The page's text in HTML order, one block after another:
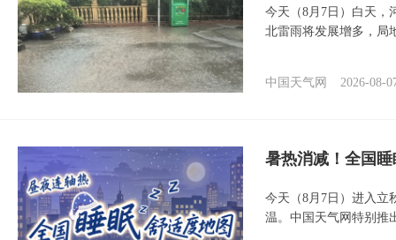
今天（8月7日）白天，
北雷雨将发展增多，局
中国天气网 2026-08-
暑热消减！全国
今天（8月7日）进入立
温。中国天气网特别推